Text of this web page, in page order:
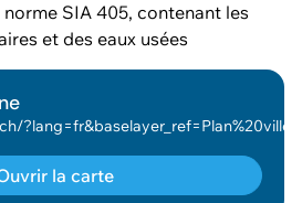
norme SIA 405, contenant les
et des eaux usées
la carte